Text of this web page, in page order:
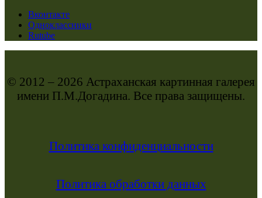
Вконтакте
Одноклассники
Rutube
© 2012 – 2026 Астраханская картинная галерея
имени П.М.Догадина. Все права защищены.
Политика конфиденциальности
Политика обработки данных